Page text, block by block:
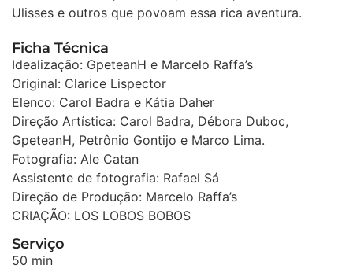
Ulisses e outros que povoam essa rica aventura.
Ficha Técnica
Idealização: GpeteanH e Marcelo Raffa’s
Original: Clarice Lispector
Elenco: Carol Badra e Kátia Daher
Direção Artística: Carol Badra, Débora Duboc,
GpeteanH, Petrônio Gontijo e Marco Lima.
Fotografia: Ale Catan
Assistente de fotografia: Rafael Sá
Direção de Produção: Marcelo Raffa’s
CRIAÇÃO: LOS LOBOS BOBOS
Serviço
50 min